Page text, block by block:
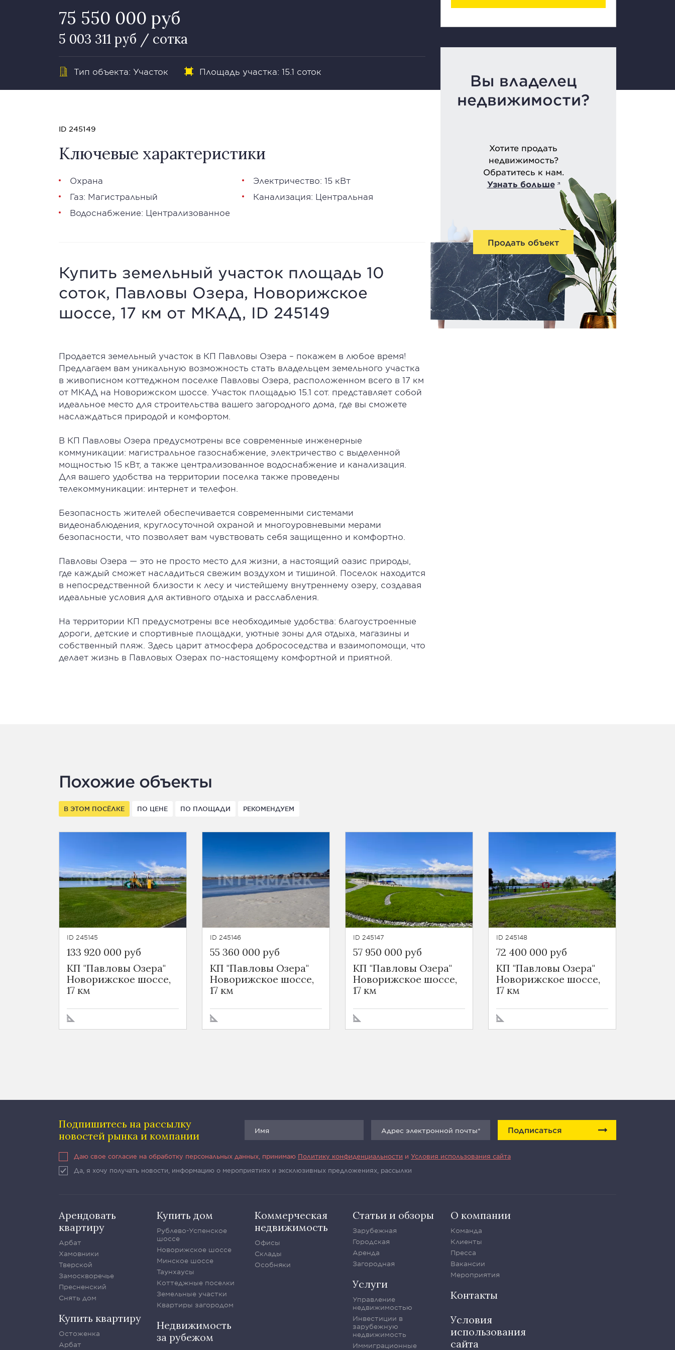
75 550 000 руб
5 003 311 руб / сотка
Тип объекта: Участок Площадь участка: 15.1 соток
Вы владелец
недвижимости?
Хотите продать
недвижимость?
Обратитесь к нам.
Узнать больше
Продать объект
ID 245149
Ключевые характеристики
Охрана
Газ: Магистральный
Водоснабжение: Централизованное
Электричество: 15 кВт
Канализация: Центральная
Купить земельный участок площадь 10
соток, Павловы Озера, Новорижское
шоссе, 17 км от МКАД, ID 245149
Продается земельный участок в КП Павловы Озера – покажем в любое время!
Предлагаем вам уникальную возможность стать владельцем земельного участка
в живописном коттеджном поселке Павловы Озера, расположенном всего в 17 км
от МКАД на Новорижском шоссе. Участок площадью 15.1 сот. представляет собой
идеальное место для строительства вашего загородного дома, где вы сможете
наслаждаться природой и комфортом.
В КП Павловы Озера предусмотрены все современные инженерные
коммуникации: магистральное газоснабжение, электричество с выделенной
мощностью 15 кВт, а также централизованное водоснабжение и канализация.
Для вашего удобства на территории поселка также проведены
телекоммуникации: интернет и телефон.
Безопасность жителей обеспечивается современными системами
видеонаблюдения, круглосуточной охраной и многоуровневыми мерами
безопасности, что позволяет вам чувствовать себя защищенно и комфортно.
Павловы Озера — это не просто место для жизни, а настоящий оазис природы,
где каждый сможет насладиться свежим воздухом и тишиной. Поселок находится
в непосредственной близости к лесу и чистейшему внутреннему озеру, создавая
идеальные условия для активного отдыха и расслабления.
На территории КП предусмотрены все необходимые удобства: благоустроенные
дороги, детские и спортивные площадки, уютные зоны для отдыха, магазины и
собственный пляж. Здесь царит атмосфера добрососедства и взаимопомощи, что
делает жизнь в Павловых Озерах по-настоящему комфортной и приятной.
Похожие объекты
В ЭТОМ ПОСЁЛКЕ ПО ЦЕНЕ ПО ПЛОЩАДИ РЕКОМЕНДУЕМ
ID 245145
133 920 000 руб
КП "Павловы Озера"
Новорижское шоссе,
17 км
ID 245146
55 360 000 руб
КП "Павловы Озера"
Новорижское шоссе,
17 км
ID 245147
57 950 000 руб
КП "Павловы Озера"
Новорижское шоссе,
17 км
ID 245148
72 400 000 руб
КП "Павловы Озера"
Новорижское шоссе,
17 км
Подпишитесь на рассылку
новостей рынка и компании
Подписаться
Даю свое согласие на обработку персональных данных, принимаю Политику конфиденциальности и Условия использования сайта
Да, я хочу получать новости, информацию о мероприятиях и эксклюзивных предложениях, рассылки
Арендовать
квартиру
Арбат
Хамовники
Тверской
Замоскворечье
Пресненский
Снять дом
Купить квартиру
Остоженка
Арбат
Купить дом
Рублево-Успенское
шоссе
Новорижское шоссе
Минское шоссе
Таунхаусы
Коттеджные поселки
Земельные участки
Квартиры загородом
Недвижимость
за рубежом
Коммерческая
недвижимость
Офисы
Склады
Особняки
Статьи и обзоры
Зарубежная
Городская
Аренда
Загородная
Услуги
Управление
недвижимостью
Инвестиции в
зарубежную
недвижимость
Иммиграционные
О компании
Команда
Клиенты
Пресса
Вакансии
Мероприятия
Контакты
Условия
использования
сайта